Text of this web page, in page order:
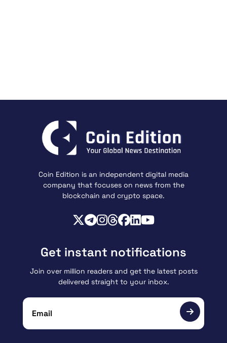
Coin Edition is an independent digital media
company that focuses on news from the
blockchain and crypto space.
Get instant notifications
Join over million readers and get the latest posts
delivered straight to your inbox.